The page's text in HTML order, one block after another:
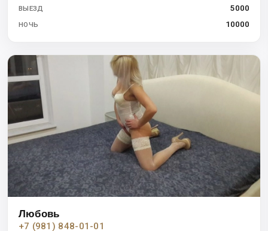
ВЫЕЗД 5000
НОЧЬ 10000
Любовь
+7 (981) 848-01-01